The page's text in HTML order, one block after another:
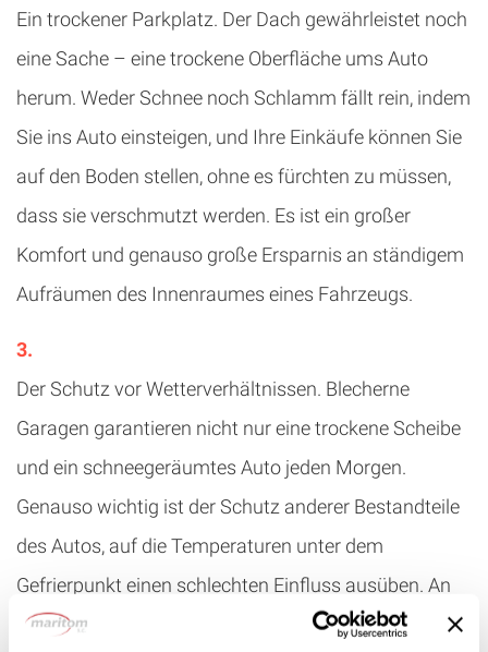
Ein trockener Parkplatz. Der Dach gewährleistet noch
eine Sache – eine trockene Oberfläche ums Auto
herum. Weder Schnee noch Schlamm fällt rein, indem
Sie ins Auto einsteigen, und Ihre Einkäufe können Sie
auf den Boden stellen, ohne es fürchten zu müssen,
dass sie verschmutzt werden. Es ist ein großer
Komfort und genauso große Ersparnis an ständigem
Aufräumen des Innenraumes eines Fahrzeugs.
Der Schutz vor Wetterverhältnissen. Blecherne
Garagen garantieren nicht nur eine trockene Scheibe
und ein schneegeräumtes Auto jeden Morgen.
Genauso wichtig ist der Schutz anderer Bestandteile
des Autos, auf die Temperaturen unter dem
Gefrierpunkt einen schlechten Einfluss ausüben. An
dieser Stelle werden u.a. Gummidichtungen sowie